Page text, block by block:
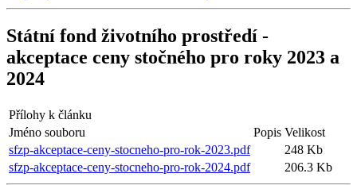
Státní fond životního prostředí -
akceptace ceny stočného pro roky 2023 a
2024
Přílohy k článku
Jméno souboru
Popis Velikost
sfzp-akceptace-ceny-stocneho-pro-rok-2023.pdf
248 Kb
sfzp-akceptace-ceny-stocneho-pro-rok-2024.pdf
206.3 Kb